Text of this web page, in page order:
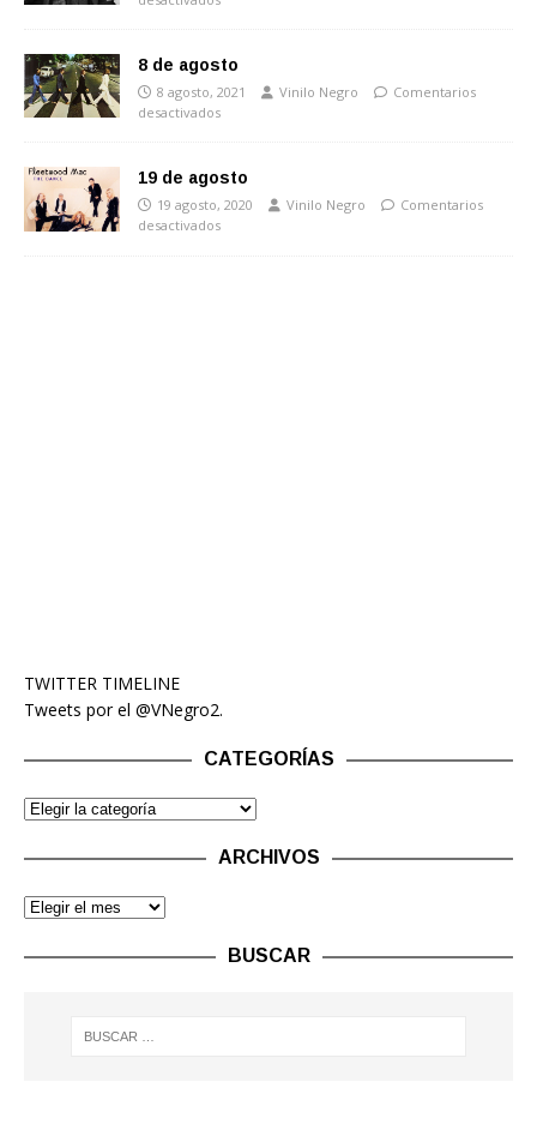
8 de agosto
8 agosto, 2021 Vinilo Negro
Comentarios
desactivados
19 de agosto
19 agosto, 2020 Vinilo Negro
Comentarios
desactivados
TWITTER TIMELINE
Tweets por el @VNegro2.
CATEGORÍAS
ARCHIVOS
BUSCAR